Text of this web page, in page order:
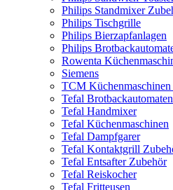
Philips Standmixer
Philips Tischgrille
Philips Bierzapfanlagen
Philips
Rowenta
Siemens
TCM Küchenmaschinen
Tefal Brotbackautomaten
Tefal Handmixer
Tefal Küchenmaschinen
Tefal Dampfgarer
Tefal Kontaktgrill
Tefal Entsafter Zubehör
Tefal Reiskocher
Tefal Fritteusen